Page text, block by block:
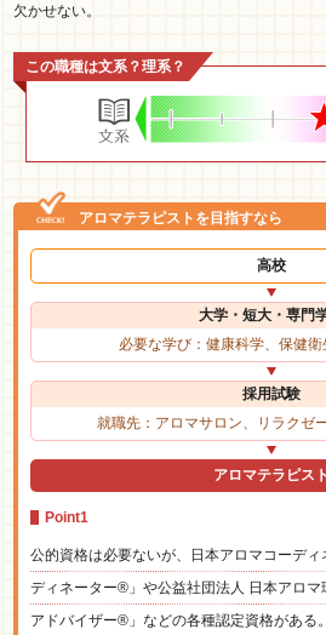
欠かせない。
この職種は文系？理系？
アロマテラピストを目指すなら
高校
大学・短大・専門
必要な学び：健康科学、保健
採用試験
就職先：アロマサロン、リラクゼ
アロマテラピスト
Point1
公的資格は必要ないが、日本アロマコーデ
ディネーター®」や公益社団法人 日本アロ
アドバイザー®」などの各種認定資格がある